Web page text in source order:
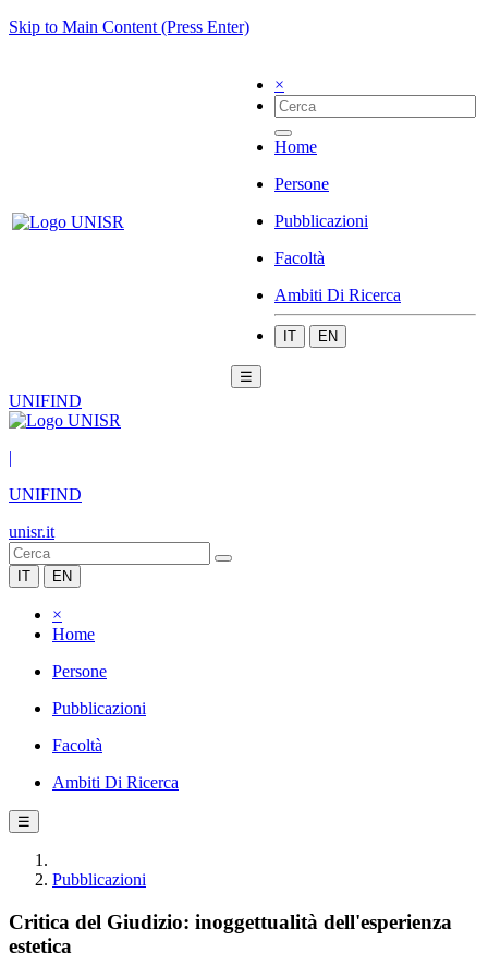
Skip to Main Content (Press Enter)
×
Home
Persone
Pubblicazioni
Facoltà
Ambiti Di Ricerca
IT EN
☰
UNIFIND
|
UNIFIND
unisr.it
IT EN
×
Home
Persone
Pubblicazioni
Facoltà
Ambiti Di Ricerca
☰
Pubblicazioni
Critica del Giudizio: inoggettualità dell'esperienza
estetica